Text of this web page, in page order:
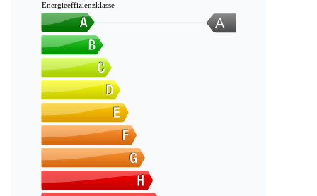
A
Energieeffizienzklasse